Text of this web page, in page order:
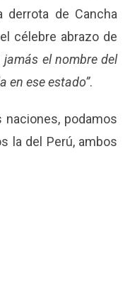
derrota de Cancha
célebre abrazo de
jamás el nombre del
en ese estado”.
podamos
la del Perú, ambos